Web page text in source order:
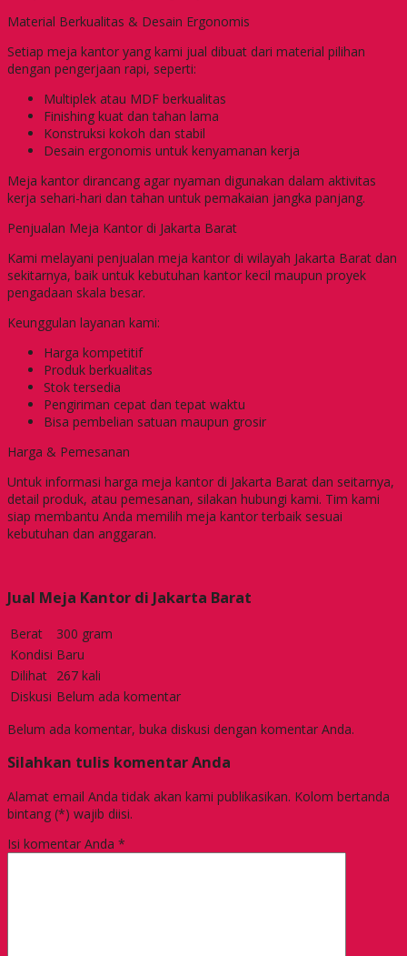
Material Berkualitas & Desain Ergonomis
Setiap meja kantor yang kami jual dibuat dari material pilihan
dengan pengerjaan rapi, seperti:
Multiplek atau MDF berkualitas
Finishing kuat dan tahan lama
Konstruksi kokoh dan stabil
Desain ergonomis untuk kenyamanan kerja
Meja kantor dirancang agar nyaman digunakan dalam aktivitas
kerja sehari-hari dan tahan untuk pemakaian jangka panjang.
Penjualan Meja Kantor di Jakarta Barat
Kami melayani penjualan meja kantor di wilayah Jakarta Barat dan
sekitarnya, baik untuk kebutuhan kantor kecil maupun proyek
pengadaan skala besar.
Keunggulan layanan kami:
Harga kompetitif
Produk berkualitas
Stok tersedia
Pengiriman cepat dan tepat waktu
Bisa pembelian satuan maupun grosir
Harga & Pemesanan
Untuk informasi harga meja kantor di Jakarta Barat dan seitarnya,
detail produk, atau pemesanan, silakan hubungi kami. Tim kami
siap membantu Anda memilih meja kantor terbaik sesuai
kebutuhan dan anggaran.
Jual Meja Kantor di Jakarta Barat
Berat
300 gram
Kondisi Baru
Dilihat 267 kali
Diskusi Belum ada komentar
Belum ada komentar, buka diskusi dengan komentar Anda.
Silahkan tulis komentar Anda
Alamat email Anda tidak akan kami publikasikan. Kolom bertanda
bintang (*) wajib diisi.
Isi komentar Anda *